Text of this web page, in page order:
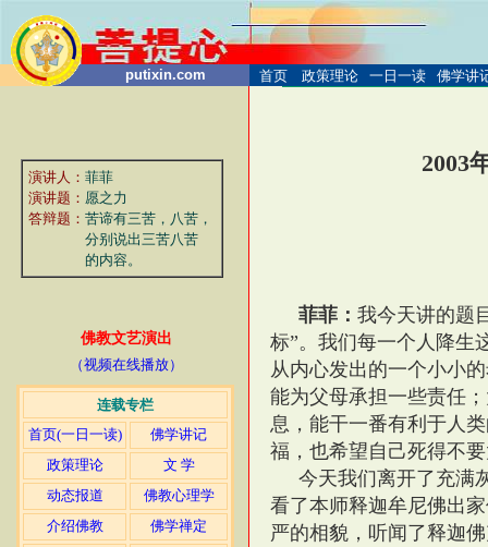
putixin.com 首页 政策理论 一日一读 佛学讲
连载专栏
首页(一日一读)
佛学讲记
政策理论
文 学
动态报道
佛教心理学
介绍佛教
佛学禅定
佛教文艺演出
（视频在线播放）
2003年
菲菲： 我今天讲的题
标”。我们每一个人降生
从内心发出的一个小小
能为父母承担一些责任
息，能干一番有利于人
福，也希望自己死得不
今天我们离开了充满
看了本师释迦牟尼佛出
严的相貌，听闻了释迦
演讲人： 菲菲
演讲题 ： 愿之力
答辩题： 苦谛有三苦，八苦，
分别说出三苦八苦
的内容。